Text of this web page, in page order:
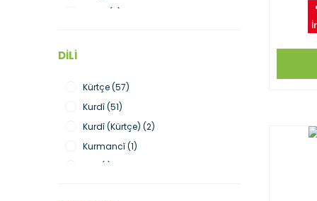
Rupel (7)
Weqfa Mezoptamya (3)
Aram (1)
Dara (1)
Günce Yayın (1)
DILI
Kürtçe (57)
Kurdî (51)
Kurdî (Kürtçe) (2)
Kurmancî (1)
Tirkî (1)